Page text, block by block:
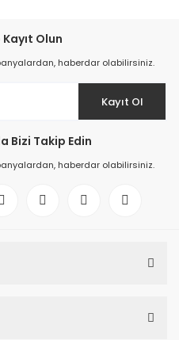
Olun
haberdar olabilirsiniz.
Kayıt Ol
Bizi Takip Edin
haberdar olabilirsiniz.